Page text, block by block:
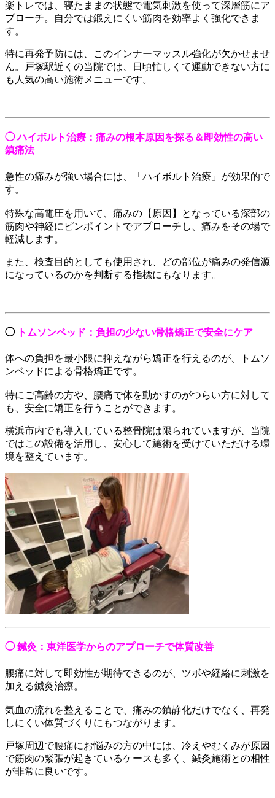
楽トレでは、寝たままの状態で電気刺激を使って深層筋にア
プローチ。自分では鍛えにくい筋肉を効率よく強化できま
す。
特に再発予防には、このインナーマッスル強化が欠かせませ
ん。戸塚駅近くの当院では、日頃忙しくて運動できない方に
も人気の高い施術メニューです。
◯ ハイボルト治療：痛みの根本原因を探る＆即効性の高い
鎮痛法
急性の痛みが強い場合には、「ハイボルト治療」が効果的で
す。
特殊な高電圧を用いて、痛みの【原因】となっている深部の
筋肉や神経にピンポイントでアプローチし、痛みをその場で
軽減します。
また、検査目的としても使用され、どの部位が痛みの発信源
になっているのかを判断する指標にもなります。
◯トムソンベッド：負担の少ない骨格矯正で安全にケア
体への負担を最小限に抑えながら矯正を行えるのが、トムソ
ンベッドによる骨格矯正です。
特にご高齢の方や、腰痛で体を動かすのがつらい方に対して
も、安全に矯正を行うことができます。
横浜市内でも導入している整骨院は限られていますが、当院
ではこの設備を活用し、安心して施術を受けていただける環
境を整えています。
◯ 鍼灸：東洋医学からのアプローチで体質改善
腰痛に対して即効性が期待できるのが、ツボや経絡に刺激を
加える鍼灸治療。
気血の流れを整えることで、痛みの鎮静化だけでなく、再発
しにくい体質づくりにもつながります。
戸塚周辺で腰痛にお悩みの方の中には、冷えやむくみが原因
で筋肉の緊張が起きているケースも多く、鍼灸施術との相性
が非常に良いです。